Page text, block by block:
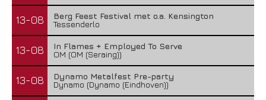
13-08
Berg Feest Festival met o.a. Kensington
Tessenderlo
13-08
In Flames + Employed To Serve
OM (OM (Seraing))
13-08
Dynamo Metalfest Pre-party
Dynamo (Dynamo (Eindhoven))